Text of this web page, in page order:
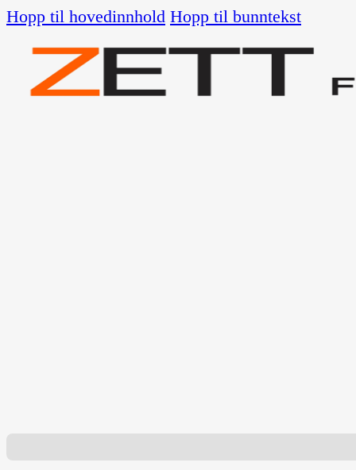
Hopp til hovedinnhold Hopp til bunntekst